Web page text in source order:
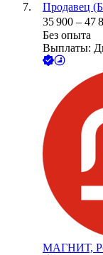
Продавец
35 900 – 47
Без опыта
Выплаты:
МАГНИТ,